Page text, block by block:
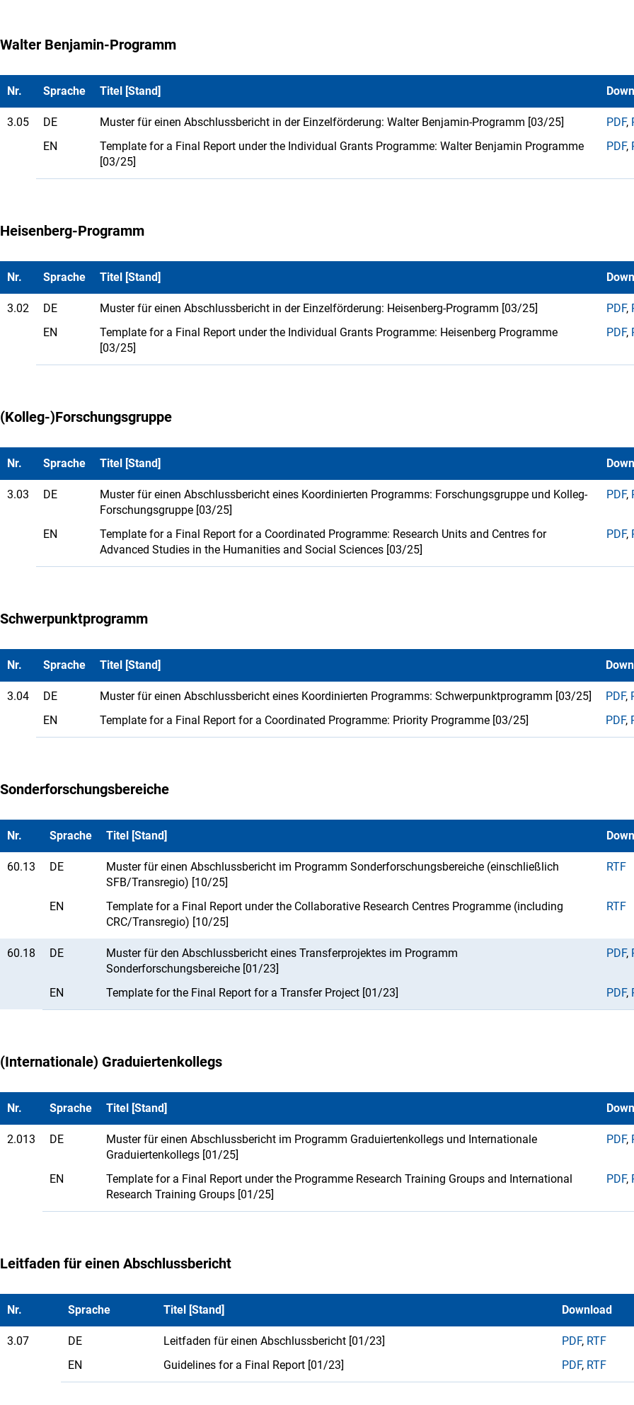
Walter Benjamin-Programm
Nr. Sprache Titel [Stand]
3.05 DE Muster für einen Abschlussbericht in der Einzelförderung: Walter Benjamin-Programm [03/25] PDF,
EN
Template for a Final Report under the Individual Grants Programme: Walter Benjamin Programme
[03/25]
PDF,
Heisenberg-Programm
Nr. Sprache Titel [Stand]
3.02 DE Muster für einen Abschlussbericht in der Einzelförderung: Heisenberg-Programm [03/25] PDF,
EN
Template for a Final Report under the Individual Grants Programme: Heisenberg Programme
[03/25]
PDF,
(Kolleg-)Forschungsgruppe
Nr. Sprache Titel [Stand]
3.03 DE
Muster für einen Abschlussbericht eines Koordinierten Programms: Forschungsgruppe und Kolleg-
Forschungsgruppe [03/25]
PDF,
EN
Template for a Final Report for a Coordinated Programme: Research Units and Centres for
Advanced Studies in the Humanities and Social Sciences [03/25]
PDF,
Schwerpunktprogramm
Nr. Sprache Titel [Stand]
3.04 DE Muster für einen Abschlussbericht eines Koordinierten Programms: Schwerpunktprogramm [03/25] PDF,
EN
Template for a Final Report for a Coordinated Programme: Priority Programme [03/25] PDF,
Sonderforschungsbereiche
Nr. Sprache Titel [Stand]
60.13 DE
Muster für einen Abschlussbericht im Programm Sonderforschungsbereiche (einschließlich
SFB/Transregio) [10/25]
RTF
EN
Template for a Final Report under the Collaborative Research Centres Programme (including
CRC/Transregio) [10/25]
RTF
60.18 DE
Muster für den Abschlussbericht eines Transferprojektes im Programm
Sonderforschungsbereiche [01/23]
PDF,
EN Template for the Final Report for a Transfer Project [01/23] PDF,
(Internationale) Graduiertenkollegs
Nr. Sprache Titel [Stand]
2.013 DE
Muster für einen Abschlussbericht im Programm Graduiertenkollegs und Internationale
Graduiertenkollegs [01/25]
PDF,
EN
Template for a Final Report under the Programme Research Training Groups and International
Research Training Groups [01/25]
PDF,
Leitfaden für einen Abschlussbericht
Nr. Sprache Titel [Stand] Download
3.07 DE Leitfaden für einen Abschlussbericht [01/23] PDF, RTF
EN
Guidelines for a Final Report [01/23] PDF, RTF